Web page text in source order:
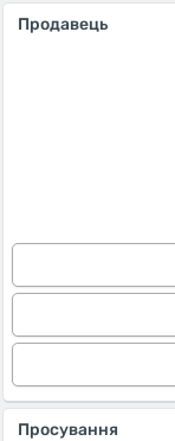
Продавець
Просування